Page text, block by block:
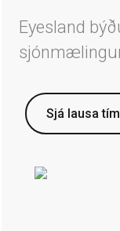
Eyesland
Sjá lausa